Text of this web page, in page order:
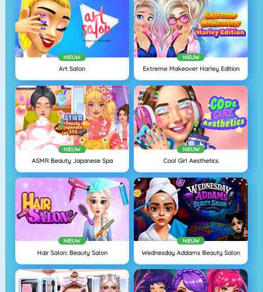
NIEUW
Art Salon
NIEUW
Extreme Makeover Harley Edition
NIEUW
ASMR Beauty Japanese Spa
NIEUW
Cool Girl Aesthetics
NIEUW
Hair Salon: Beauty Salon
NIEUW
Wednesday Addams Beauty Salon